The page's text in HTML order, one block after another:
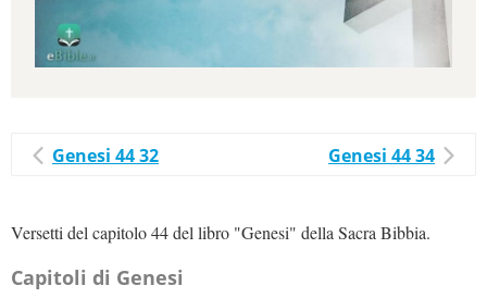
Genesi 44 32 Genesi 44 34
Versetti del capitolo 44 del libro "Genesi" della Sacra Bibbia.
Capitoli di Genesi